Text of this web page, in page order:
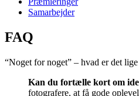
Samarbejder
FAQ
“Noget for noget” – hvad er det
Kan du fortælle kort om
fotografere, at få gode